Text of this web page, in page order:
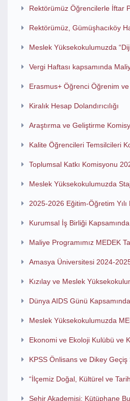
Rektörümüz Öğrencilerle İftar
Rektörümüz, Gümüşhacıköy
Meslek Yüksekokulumuzda
Vergi Haftası kapsamında
Erasmus+ Öğrenci Öğrenim ve
Kiralık Hesap Dolandırıcılığı
Araştırma ve Geliştirme
Kalite Öğrencileri Temsilcileri
Toplumsal Katkı Komisyonu
Meslek Yüksekokulumuzda Staj
2025-2026 Eğitim-Öğretim Yılı
Kurumsal İş Birliği Kapsamında
Maliye Programımız MEDEK
Amasya Üniversitesi 2024-2025
Kızılay ve Meslek
Dünya AIDS Günü
Meslek Yüksekokulumuzda
Ekonomi ve Ekoloji Kulübü ve
KPSS Önlisans ve Dikey Geçiş
“İlçemiz Doğal, Kültürel ve
Şehir Akademisi: Kütüphane